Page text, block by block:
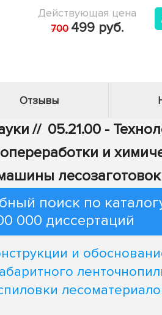
Действующая цена
700 499 руб.
Отзывы
// 05.21.00 -
и
поиск по
000 диссертаций
и